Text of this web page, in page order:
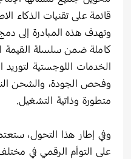
وتهدف هذه المبادرة إلى
كاملة ضمن سلسلة القيمة
الخدمات اللوجستية لتوريد
وفحص الجودة، والشحن
متطورة وذاتية التشغيل.
وفي إطار هذا التحول،
على التوأم الرقمي في